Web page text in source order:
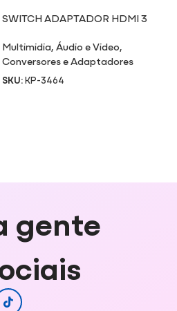
SWITCH ADAPTADOR HDMI 3
Multimidia,Áudio e Video,
Conversores e Adaptadores
SKU:KP-3464
gente